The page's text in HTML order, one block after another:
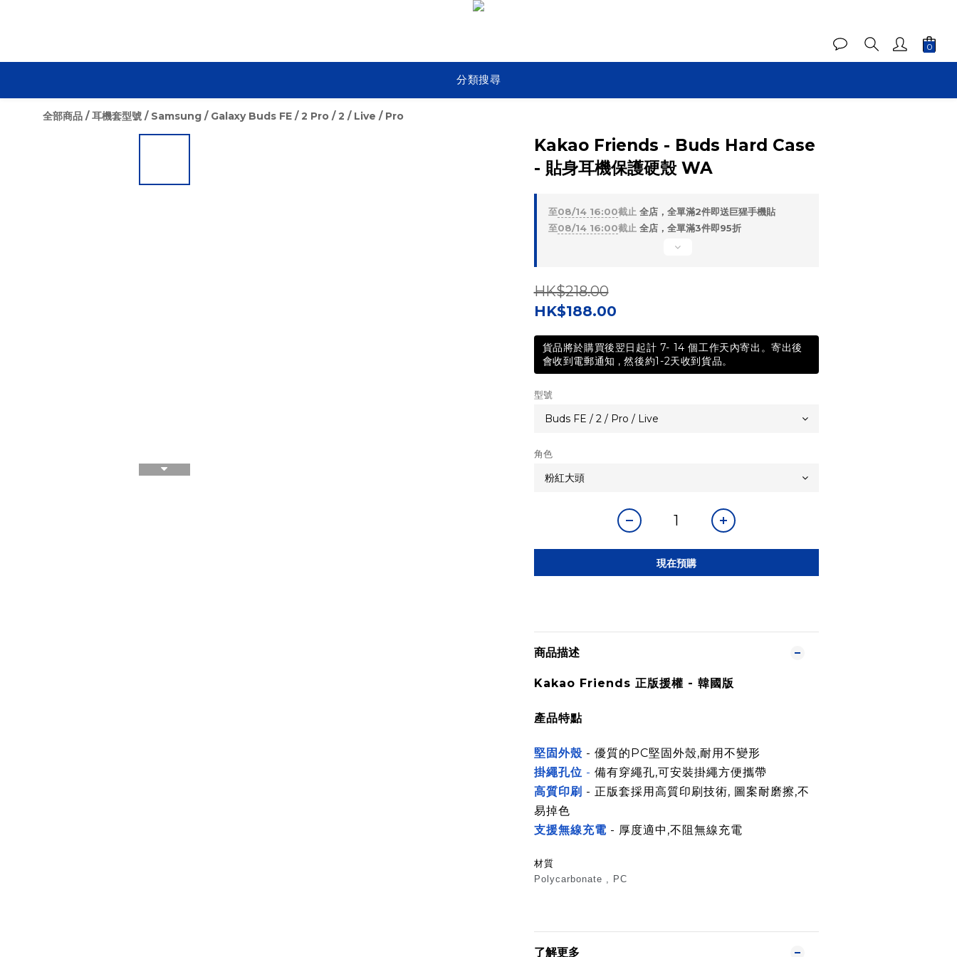
分類搜尋
全部商品 /耳機套型號 / Samsung / Galaxy Buds FE / 2 Pro / 2 / Live / Pro
Kakao Friends - Buds Hard Case
- 貼身耳機保護硬殼 WA
至08/14 16:00截止 全店，全單滿2件即送巨猩手機貼
至08/14 16:00截止 全店，全單滿3件即95折
HK$218.00
HK$188.00
貨品將於購買後翌日起計 7- 14 個工作天內寄出。寄出後
會收到電郵通知 , 然後約1-2天收到貨品。
型號
角色
現在預購
商品描述
Kakao Friends 正版援權 - 韓國版
產品特點
堅固外殼 - 優質的PC堅固外殼,耐用不變形
掛繩孔位 - 備有穿繩孔,可安裝掛繩方便攜帶
高質印刷 - 正版套採用高質印刷技術, 圖案耐磨擦,不
易掉色
支援無線充電- 厚度適中,不阻無線充電
材質
Polycarbonate , PC
了解更多